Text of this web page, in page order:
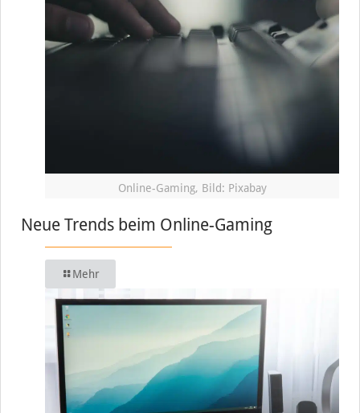
Online-Gaming, Bild: Pixabay
Neue Trends beim Online-Gaming
Mehr